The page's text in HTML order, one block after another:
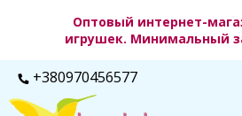
Оптовый интернет-
игрушек. Минимальный
+380970456577